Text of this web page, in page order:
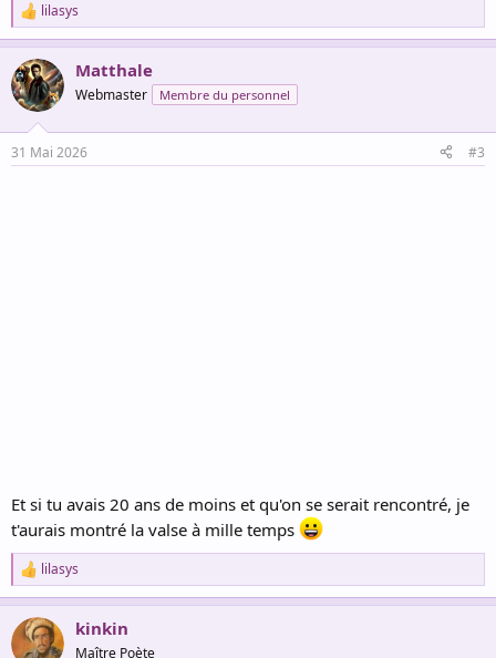
R
e
a
c
t
i
s
lilasys
Matthale
Webmaster Membre du personnel
31 Mai 2026 #3
Et si tu avais 20 ans de moins et qu'on se serait rencontré, je
t'aurais montré la valse à mille temps
R
e
a
c
lilasys
kinkin
Maître Poète